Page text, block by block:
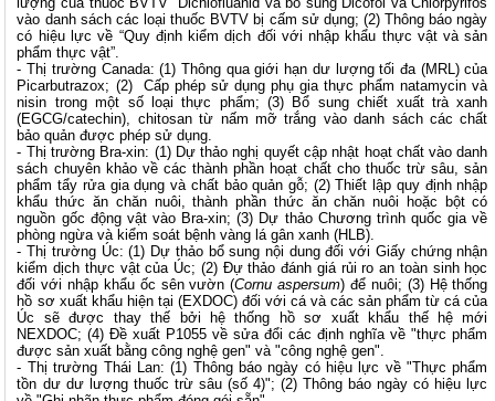
vào danh sách các loại thuốc BVTV bị cấm sử dụng; (2) Thông báo ngày
có hiệu lực về “Quy định kiểm dịch đối với nhập khẩu thực vật và sản
phẩm thực vật”.
- Thị trường Canada: (1) Thông qua giới hạn dư lượng tối đa (MRL) của
Picarbutrazox; (2) Cấp phép sử dụng phụ gia thực phẩm natamycin và
nisin trong một số loại thực phẩm; (3) Bổ sung chiết xuất trà xanh
(EGCG/catechin), chitosan từ nấm mỡ trắng vào danh sách các chất
bảo quản được phép sử dụng.
- Thị trường Bra-xin: (1) Dự thảo nghị quyết cập nhật hoạt chất vào danh
sách chuyên khảo về các thành phần hoạt chất cho thuốc trừ sâu, sản
phẩm tẩy rửa gia dụng và chất bảo quản gỗ; (2) Thiết lập quy định nhập
khẩu thức ăn chăn nuôi, thành phần thức ăn chăn nuôi hoặc bột có
nguồn gốc động vật vào Bra-xin; (3) Dự thảo Chương trình quốc gia về
phòng ngừa và kiểm soát bệnh vàng lá gân xanh (HLB).
- Thị trường Úc: (1) Dự thảo bổ sung nội dung đối với Giấy chứng nhận
kiểm dịch thực vật của Úc; (2) Đự thảo đánh giá rủi ro an toàn sinh học
đối với nhập khẩu ốc sên vườn (Cornu aspersum) để nuôi; (3) Hệ thống
hồ sơ xuất khẩu hiện tại (EXDOC) đối với cá và các sản phẩm từ cá của
Úc sẽ được thay thế bởi hệ thống hồ sơ xuất khẩu thế hệ mới
NEXDOC; (4) Đề xuất P1055 về sửa đổi các định nghĩa về "thực phẩm
được sản xuất bằng công nghệ gen" và "công nghệ gen".
- Thị trường Thái Lan: (1) Thông báo ngày có hiệu lực về "Thực phẩm
tồn dư dư lượng thuốc trừ sâu (số 4)"; (2) Thông báo ngày có hiệu lực